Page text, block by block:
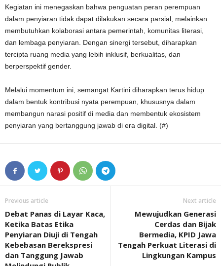
Kegiatan ini menegaskan bahwa penguatan peran perempuan
dalam penyiaran tidak dapat dilakukan secara parsial, melainkan
membutuhkan kolaborasi antara pemerintah, komunitas literasi,
dan lembaga penyiaran. Dengan sinergi tersebut, diharapkan
tercipta ruang media yang lebih inklusif, berkualitas, dan
berperspektif gender.
Melalui momentum ini, semangat Kartini diharapkan terus hidup
dalam bentuk kontribusi nyata perempuan, khususnya dalam
membangun narasi positif di media dan membentuk ekosistem
penyiaran yang bertanggung jawab di era digital. (#)
Previous article
Debat Panas di Layar Kaca,
Ketika Batas Etika
Penyiaran Diuji di Tengah
Kebebasan Berekspresi
dan Tanggung Jawab
Next article
Mewujudkan Generasi
Cerdas dan Bijak
Bermedia, KPID Jawa
Tengah Perkuat Literasi di
Lingkungan Kampus